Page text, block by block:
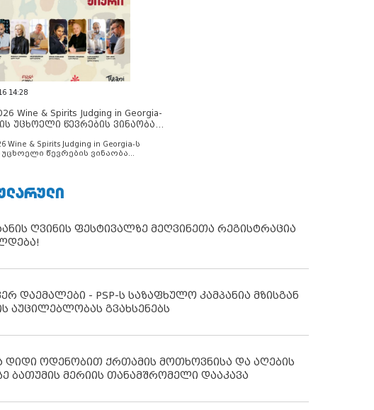
14:28
Wine & Spirits Judging in Georgia-
უცხოელი წევრების ვინაობა
Wine & Spirits Judging in Georgia-ს
უცხოელი წევრების ვინაობა
ღვინის ფესტივალზე მეღვინეთა რეგისტრაცია
დაემალები - PSP-ს საზაფხულო კამპანია მზისგან
აუცილებლობას გვახსენებს
დიდი ოდენობით ქრთამის მოთხოვნისა და აღების
ბათუმის მერიის თანამშრომელი დააკავა